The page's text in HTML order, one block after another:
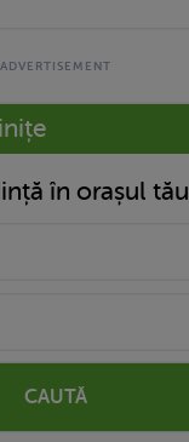
în orașul tău
CAUTĂ